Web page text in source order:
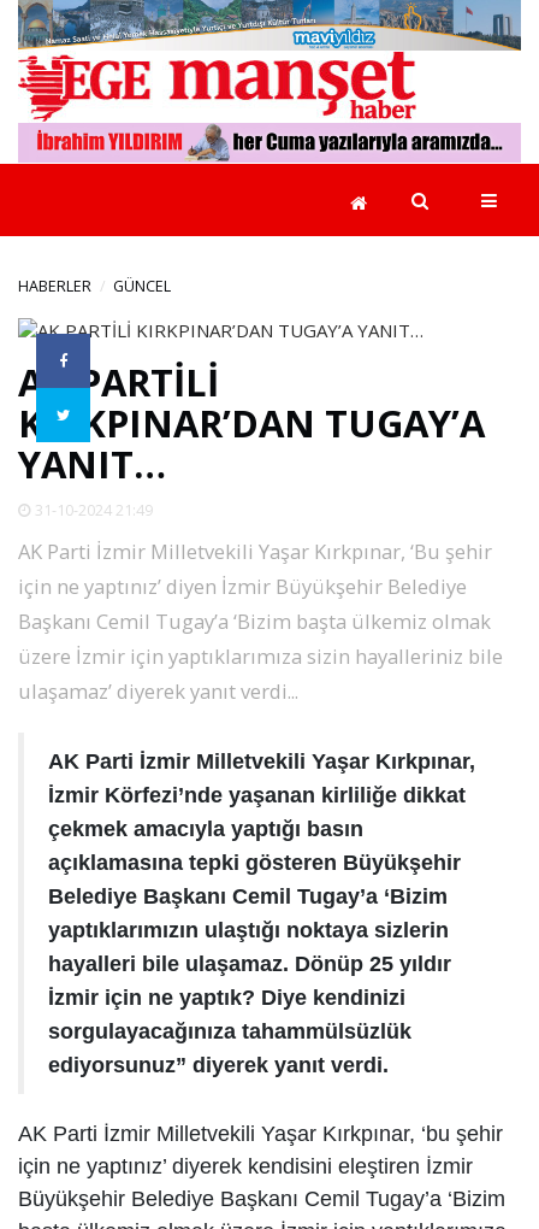
GÜNCEL
YÖNETİMLER
EKONOMİ
POLİTİKA
DÜNYA
GALERİ
YAZARLAR
RESMİ
REKLAMLAR
HABERLER GÜNCEL
AK PARTİLİ
KIRKPINAR’DAN TUGAY’A
YANIT…
31-10-2024 21:49
AK Parti İzmir Milletvekili Yaşar Kırkpınar, ‘Bu şehir
için ne yaptınız’ diyen İzmir Büyükşehir Belediye
Başkanı Cemil Tugay’a ‘Bizim başta ülkemiz olmak
üzere İzmir için yaptıklarımıza sizin hayalleriniz bile
ulaşamaz’ diyerek yanıt verdi...
AK Parti İzmir Milletvekili Yaşar Kırkpınar,
İzmir Körfezi’nde yaşanan kirliliğe dikkat
çekmek amacıyla yaptığı basın
açıklamasına tepki gösteren Büyükşehir
Belediye Başkanı Cemil Tugay’a ‘Bizim
yaptıklarımızın ulaştığı noktaya sizlerin
hayalleri bile ulaşamaz. Dönüp 25 yıldır
İzmir için ne yaptık? Diye kendinizi
sorgulayacağınıza tahammülsüzlük
ediyorsunuz” diyerek yanıt verdi.
AK Parti İzmir Milletvekili Yaşar Kırkpınar, ‘bu şehir
için ne yaptınız’ diyerek kendisini eleştiren İzmir
Büyükşehir Belediye Başkanı Cemil Tugay’a ‘Bizim